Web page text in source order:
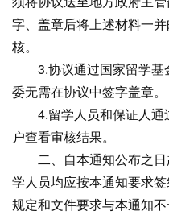
字、盖章后将上述材料一
核。
3.协议通过国家留学
委无需在协议中签字盖章。
4.留学人员和保证人
户查看审核结果。
二、自本通知公布之
学人员均应按本通知要求
规定和文件要求与本通知